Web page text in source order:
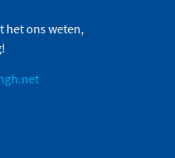
het ons weten,